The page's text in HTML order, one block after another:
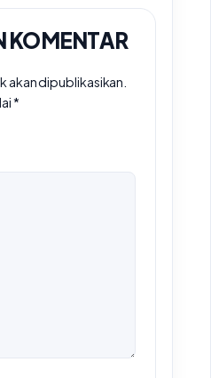
KOMENTAR
akan dipublikasikan.
*